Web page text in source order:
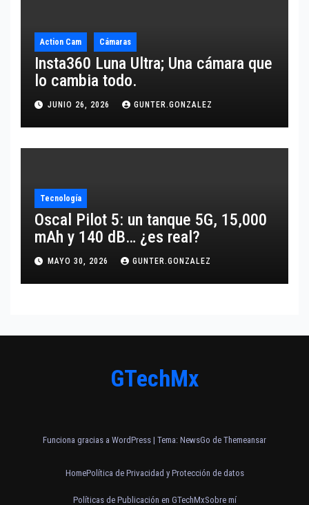
Action Cam Cámaras
Insta360 Luna Ultra; Una cámara que
lo cambia todo.
JUNIO 26, 2026 GUNTER.GONZALEZ
Tecnología
Oscal Pilot 5: un tanque 5G, 15,000
mAh y 140 dB… ¿es real?
MAYO 30, 2026 GUNTER.GONZALEZ
GTechMx
Funciona gracias a WordPress | Tema: NewsGo de Themeansar
HomePolítica de Privacidad y Protección de datos
Políticas de Publicación en GTechMxSobre mí